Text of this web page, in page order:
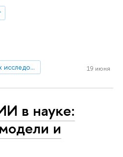
Институт статистических исследований и экономики знаний
19 июня
в науке:
и